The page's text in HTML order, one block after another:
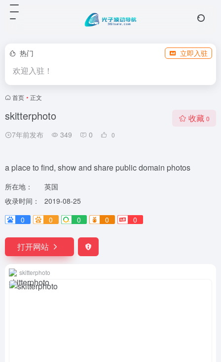
热门 立即入驻
欢迎入驻！
首页 • 正文
skitterphoto
7年前发布 349 0 0
收藏 0
a place to find, show and share public domain photos
所在地：
英国
收录时间：
2019-08-25
0
0 0 0 0
打开网站
skitterphoto